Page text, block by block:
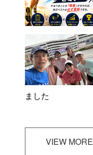
ました
VIEW MORE